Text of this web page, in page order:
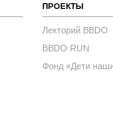
ПРОЕКТЫ
Лекторий BBDO
BBDO RUN
Фонд «Дети